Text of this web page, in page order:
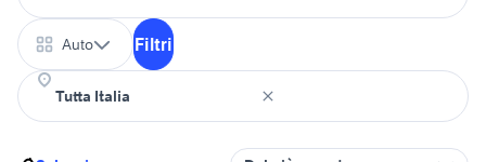
Auto Filtri